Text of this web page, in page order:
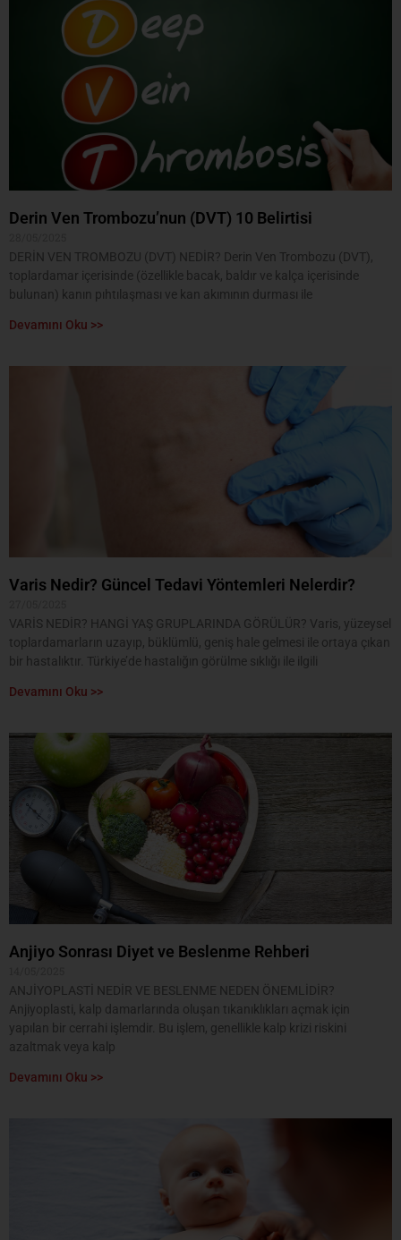
Derin Ven Trombozu’nun (DVT) 10 Belirtisi
DERİN VEN TROMBOZU (DVT) NEDİR? Derin Ven Trombozu (DVT),
toplardamar içerisinde (özellikle bacak, baldır ve kalça içerisinde
bulunan) kanın pıhtılaşması ve kan akımının durması ile
Devamını Oku >>
Varis Nedir? Güncel Tedavi Yöntemleri Nelerdir?
VARİS NEDİR? HANGİ YAŞ GRUPLARINDA GÖRÜLÜR? Varis, yüzeysel
toplardamarların uzayıp, büklümlü, geniş hale gelmesi ile ortaya çıkan
bir hastalıktır. Türkiye’de hastalığın görülme sıklığı ile ilgili
Devamını Oku >>
Anjiyo Sonrası Diyet ve Beslenme Rehberi
ANJİYOPLASTİ NEDİR VE BESLENME NEDEN ÖNEMLİDİR?
Anjiyoplasti, kalp damarlarında oluşan tıkanıklıkları açmak için
yapılan bir cerrahi işlemdir. Bu işlem, genellikle kalp krizi riskini
azaltmak veya kalp
Devamını Oku >>